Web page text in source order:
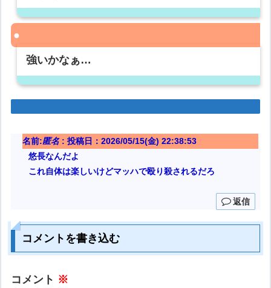
強いかなぁ…
名前:匿名: 投稿日：2026/05/15(金) 22:38:53
悠長なんだよ
これ自体は楽しいけどマッハで殴り殺されるだろ
返信
コメントを書き込む
コメント ※